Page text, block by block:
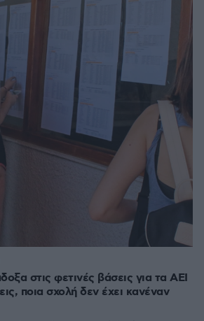
στις φετινές βάσεις για τα ΑΕΙ
ποια σχολή δεν έχει κανέναν